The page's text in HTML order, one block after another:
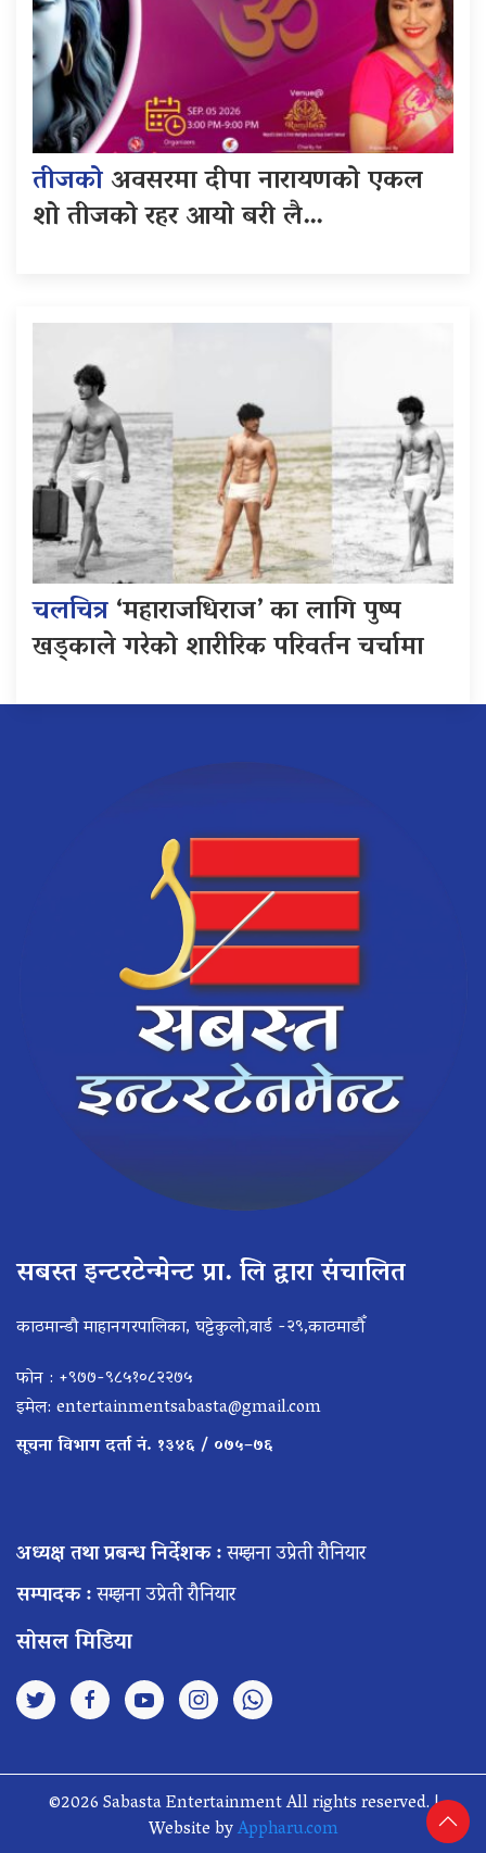
तीजकोअवसरमा दीपा नारायणको एकल
शो तीजको रहर आयो बरी लै…
चलचित्र‘महाराजधिराज’ का लागि पुष्प
खड्काले गरेको शारीरिक परिवर्तन चर्चामा
सबस्त इन्टरटेन्मेन्ट प्रा. लि द्वारा संचालित
काठमान्डौ माहानगरपालिका, घट्टेकुलो,वार्ड -२९,काठमाडौँ
फोन : +९७७-९८५१०८२२७५
इमेल: entertainmentsabasta@gmail.com
सूचना विभाग दर्ता नं. १३४६ / ०७५–७६
अध्यक्ष तथा प्रबन्ध निर्देशक :सम्झना उप्रेती रौनियार
सम्पादक :सम्झना उप्रेती रौनियार
सोसल मिडिया
©2026 Sabasta Entertainment All rights reserved. |
Website byAppharu.com